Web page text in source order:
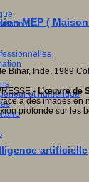
et numérique
MEP (
- L’œuvre de
à des images
profonde sur les
artificielle